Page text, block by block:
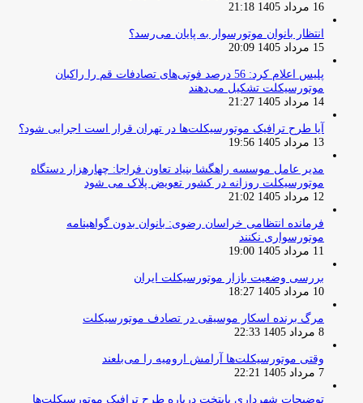
16 مرداد 1405 21:18
انتظار بانوان موتورسوار به پایان می‌رسد؟
15 مرداد 1405 20:09
پلیس اعلام کرد: 56 درصد فوتی‌های تصادفات قم را راکبان
موتورسیکلت تشکیل می‌دهند
14 مرداد 1405 21:27
آیا طرح ترافیک موتورسیکلت‌ها در تهران قرار است اجرایی شود؟
13 مرداد 1405 19:56
مدیر عامل موسسه راهگشا بنیاد تعاون فراجا: چهارهزار دستگاه
موتورسیکلت روزانه در کشور تعویض پلاک می شود
12 مرداد 1405 21:02
فرمانده انتظامی خراسان رضوی: بانوان بدون گواهینامه
موتورسواری نکنند
11 مرداد 1405 19:00
بررسی وضعیت بازار موتورسیکلت ایران
10 مرداد 1405 18:27
مرگ برنده اسکار موسیقی در تصادف موتورسیکلت
8 مرداد 1405 22:33
وقتی موتورسیکلت‌ها آرامش ارومیه را می‌بلعند
7 مرداد 1405 22:21
توضیحات شهرداری پایتخت درباره طرح ترافیک موتورسیکلت‌ها